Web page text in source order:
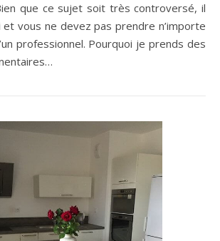
que ce sujet soit très controversé, il
et vous ne devez pas prendre n’importe
professionnel. Pourquoi je prends des